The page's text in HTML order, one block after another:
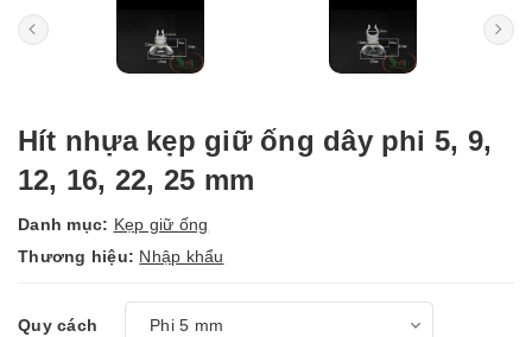
Hít nhựa kẹp giữ ống dây phi 5, 9,
12, 16, 22, 25 mm
Danh mục: Kẹp giữ ống
Thương hiệu: Nhập khẩu
Quy cách